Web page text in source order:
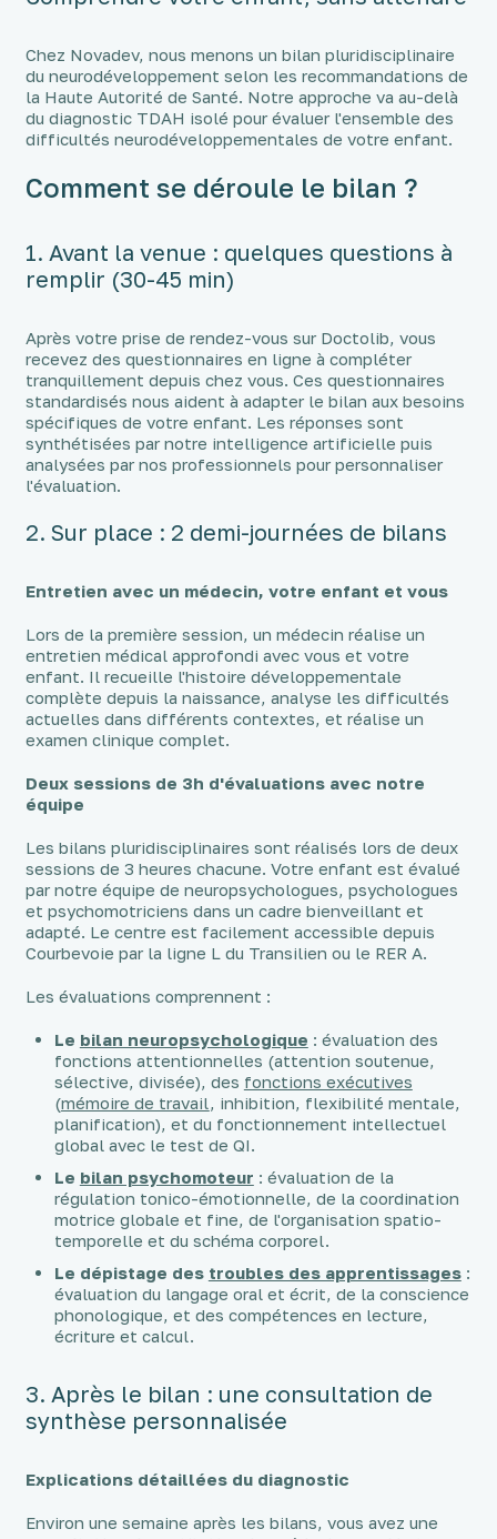
Chez Novadev, nous menons un bilan pluridisciplinaire
du neurodéveloppement selon les recommandations de
la Haute Autorité de Santé. Notre approche va au-delà
du diagnostic TDAH isolé pour évaluer l'ensemble des
difficultés neurodéveloppementales de votre enfant.
Comment se déroule le bilan ?
1. Avant la venue : quelques questions à
remplir (30-45 min)
Après votre prise de rendez-vous sur Doctolib, vous
recevez des questionnaires en ligne à compléter
tranquillement depuis chez vous. Ces questionnaires
standardisés nous aident à adapter le bilan aux besoins
spécifiques de votre enfant. Les réponses sont
synthétisées par notre intelligence artificielle puis
analysées par nos professionnels pour personnaliser
l'évaluation.
2. Sur place : 2 demi-journées de bilans
Entretien avec un médecin, votre enfant et vous
Lors de la première session, un médecin réalise un
entretien médical approfondi avec vous et votre
enfant. Il recueille l'histoire développementale
complète depuis la naissance, analyse les difficultés
actuelles dans différents contextes, et réalise un
examen clinique complet.
Deux sessions de 3h d'évaluations avec notre
équipe
Les bilans pluridisciplinaires sont réalisés lors de deux
sessions de 3 heures chacune. Votre enfant est évalué
par notre équipe de neuropsychologues, psychologues
et psychomotriciens dans un cadre bienveillant et
adapté. Le centre est facilement accessible depuis
Courbevoie par la ligne L du Transilien ou le RER A.
Les évaluations comprennent :
Le bilan neuropsychologique : évaluation des
fonctions attentionnelles (attention soutenue,
sélective, divisée), des fonctions exécutives
(mémoire de travail, inhibition, flexibilité mentale,
planification), et du fonctionnement intellectuel
global avec le test de QI.
Le bilan psychomoteur : évaluation de la
régulation tonico-émotionnelle, de la coordination
motrice globale et fine, de l'organisation spatio-
temporelle et du schéma corporel.
Le dépistage des troubles des apprentissages:
évaluation du langage oral et écrit, de la conscience
phonologique, et des compétences en lecture,
écriture et calcul.
3. Après le bilan : une consultation de
synthèse personnalisée
Explications détaillées du diagnostic
Environ une semaine après les bilans, vous avez une